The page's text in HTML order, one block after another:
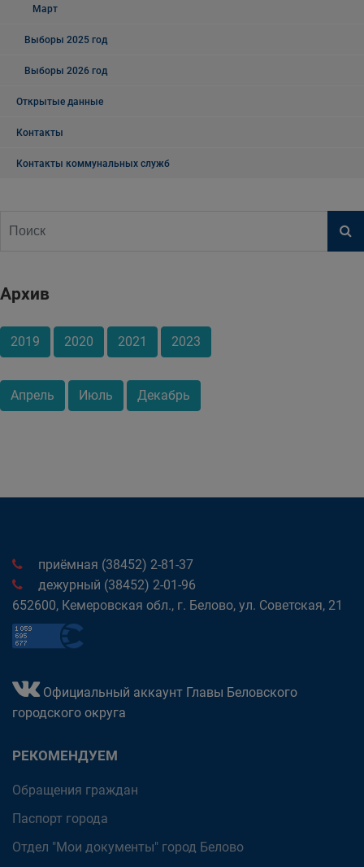
Март
Выборы 2025 год
Выборы 2026 год
Открытые данные
Контакты
Контакты коммунальных служб
Архив
2019 2020 2021 2023
Апрель Июль Декабрь
приёмная (38452) 2-81-37
дежурный (38452) 2-01-96
652600, Кемеровская обл., г. Белово, ул. Советская, 21
Официальный аккаунт Главы Беловского
городского округа
РЕКОМЕНДУЕМ
Обращения граждан
Паспорт города
Отдел "Мои документы" город Белово